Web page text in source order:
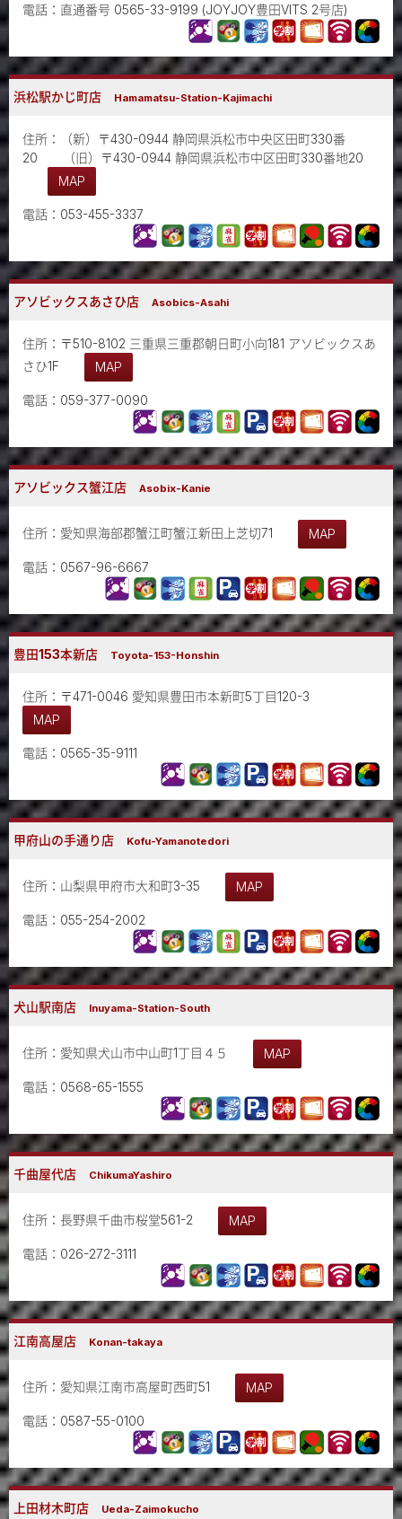
電話：直通番号 0565-33-9199 (JOYJOY豊田VITS 2号店)
浜松駅かじ町店 Hamamatsu-Station-Kajimachi
住所：（新）〒430-0944 静岡県浜松市中央区田町330番
20 （旧）〒430-0944 静岡県浜松市中区田町330番地20
MAP
電話：053-455-3337
アソビックスあさひ店 Asobics-Asahi
住所：〒510-8102 三重県三重郡朝日町小向181 アソビックスあ
さひ1F
MAP
電話：059-377-0090
アソビックス蟹江店 Asobix-Kanie
住所：愛知県海部郡蟹江町蟹江新田上芝切71 MAP
電話：0567-96-6667
豊田153本新店 Toyota-153-Honshin
住所：〒471-0046 愛知県豊田市本新町5丁目120-3
MAP
電話：0565-35-9111
甲府山の手通り店 Kofu-Yamanotedori
住所：山梨県甲府市大和町3-35 MAP
電話：055-254-2002
犬山駅南店 Inuyama-Station-South
住所：愛知県犬山市中山町1丁目４５ MAP
電話：0568-65-1555
千曲屋代店 ChikumaYashiro
住所：長野県千曲市桜堂561-2 MAP
電話：026-272-3111
江南高屋店 Konan-takaya
住所：愛知県江南市高屋町西町51 MAP
電話：0587-55-0100
上田材木町店 Ueda-Zaimokucho